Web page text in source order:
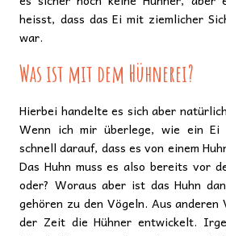
heisst, dass das Ei mit ziemlicher
war.
Was ist mit dem Hühnerei?
Hierbei handelte es sich aber
Wenn ich mir überlege, wie ein Ei
schnell darauf, dass es von einem
Das Huhn muss es also bereits vor
oder? Woraus aber ist das Huhn
gehören zu den Vögeln. Aus anderen
der Zeit die Hühner entwickelt.